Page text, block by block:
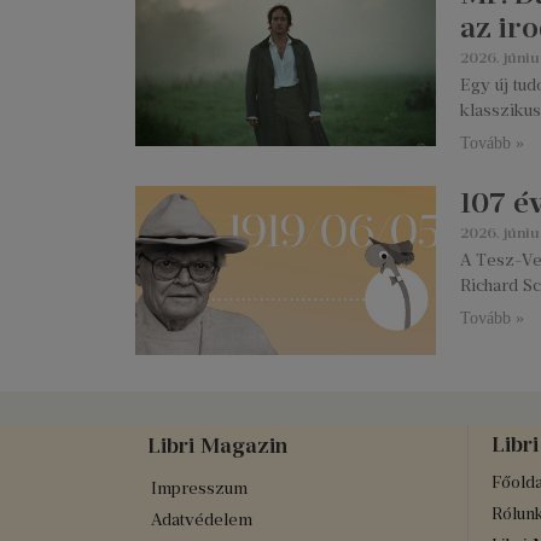
az
2026.
Egy új
Tovább »
107
2026.
A Tesz-
Richard
Tovább »
Libri Magazin
Impresszum
Adatvédelem
Libri